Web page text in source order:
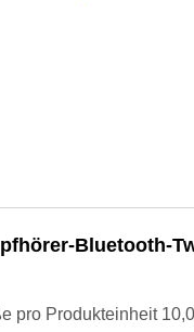
Bluetooth-
pro Produkteinheit